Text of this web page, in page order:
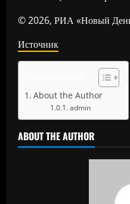
© 2026, РИА «Новый
Источник
About the Author
admin
ABOUT THE AUTHOR